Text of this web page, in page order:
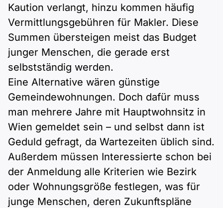
Kaution verlangt, hinzu kommen häufig
Vermittlungsgebühren für Makler. Diese
Summen übersteigen meist das Budget
junger Menschen, die gerade erst
selbstständig werden.
Eine Alternative wären günstige
Gemeindewohnungen. Doch dafür muss
man mehrere Jahre mit Hauptwohnsitz in
Wien gemeldet sein – und selbst dann ist
Geduld gefragt, da Wartezeiten üblich sind.
Außerdem müssen Interessierte schon bei
der Anmeldung alle Kriterien wie Bezirk
oder Wohnungsgröße festlegen, was für
junge Menschen, deren Zukunftspläne